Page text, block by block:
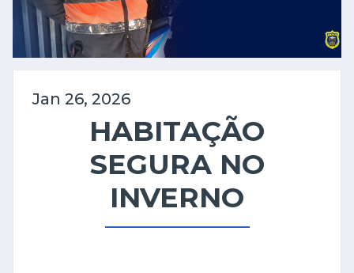
Jan 26, 2026
HABITAÇÃO
SEGURA NO
INVERNO